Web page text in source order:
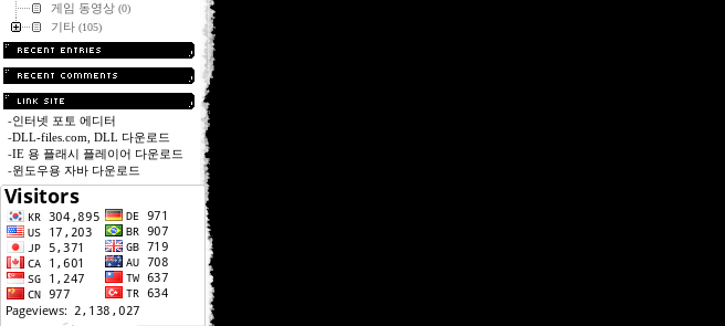
게임 동영상 (0)
기타 (105)
-인터넷 포토 에디터
-DLL-files.com, DLL 다운로드
-IE 용 플래시 플레이어 다운로드
-윈도우용 자바 다운로드